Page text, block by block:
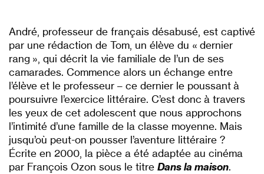
André, professeur de français désabusé, est captivé
par une rédaction de Tom, un élève du « dernier
rang », qui décrit la vie familiale de l’un de ses
camarades. Commence alors un échange entre
l’élève et le professeur – ce dernier le poussant à
poursuivre l’exercice littéraire. C’est donc à travers
les yeux de cet adolescent que nous approchons
l’intimité d’une famille de la classe moyenne. Mais
jusqu’où peut-on pousser l’aventure littéraire ?
Écrite en 2000, la pièce a été adaptée au cinéma
par François Ozon sous le titre Dans la maison.